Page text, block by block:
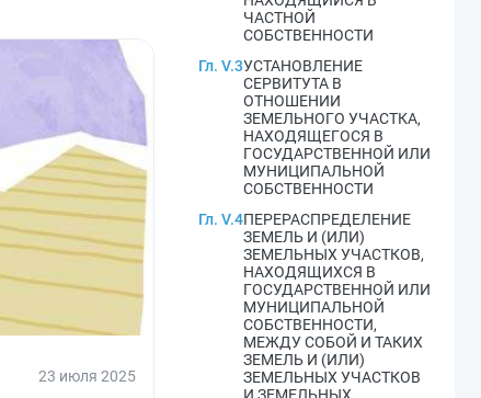
23 июля 2025
ЧАСТНОЙ
СОБСТВЕННОСТИ
Гл. V.3УСТАНОВЛЕНИЕ
СЕРВИТУТА В
ОТНОШЕНИИ
ЗЕМЕЛЬНОГО УЧАСТКА,
НАХОДЯЩЕГОСЯ В
ГОСУДАРСТВЕННОЙ ИЛИ
МУНИЦИПАЛЬНОЙ
СОБСТВЕННОСТИ
Гл. V.4ПЕРЕРАСПРЕДЕЛЕНИЕ
ЗЕМЕЛЬ И (ИЛИ)
ЗЕМЕЛЬНЫХ УЧАСТКОВ,
НАХОДЯЩИХСЯ В
ГОСУДАРСТВЕННОЙ ИЛИ
МУНИЦИПАЛЬНОЙ
СОБСТВЕННОСТИ,
МЕЖДУ СОБОЙ И ТАКИХ
ЗЕМЕЛЬ И (ИЛИ)
ЗЕМЕЛЬНЫХ УЧАСТКОВ